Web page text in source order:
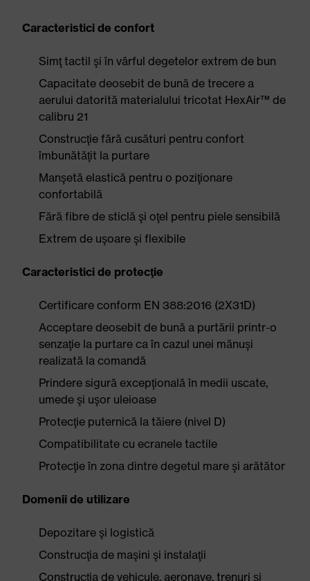
Caracteristici de confort
Simţ tactil şi în vârful degetelor extrem de bun
Capacitate deosebit de bună de trecere a
aerului datorită materialului tricotat HexAir™ de
calibru 21
Construcţie fără cusături pentru confort
îmbunătăţit la purtare
Manşetă elastică pentru o poziţionare
confortabilă
Fără fibre de sticlă şi oţel pentru piele sensibilă
Extrem de uşoare şi flexibile
Caracteristici de protecţie
Certificare conform EN 388:2016 (2X31D)
Acceptare deosebit de bună a purtării printr-o
senzaţie la purtare ca în cazul unei mănuşi
realizată la comandă
Prindere sigură excepţională în medii uscate,
umede şi uşor uleioase
Protecţie puternică la tăiere (nivel D)
Compatibilitate cu ecranele tactile
Protecţie în zona dintre degetul mare şi arătător
Domenii de utilizare
Depozitare şi logistică
Construcţia de maşini şi instalaţii
Construcţia de vehicule, aeronave, trenuri şi